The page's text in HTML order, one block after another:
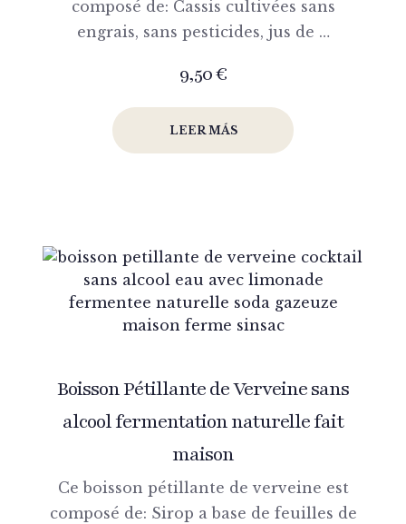
composé de: Cassis cultivées sans
engrais, sans pesticides, jus de …
9,50€
LEER MÁS
Boisson Pétillante de Verveine sans
alcool fermentation naturelle fait
maison
Ce boisson pétillante de verveine est
composé de: Sirop a base de feuilles de